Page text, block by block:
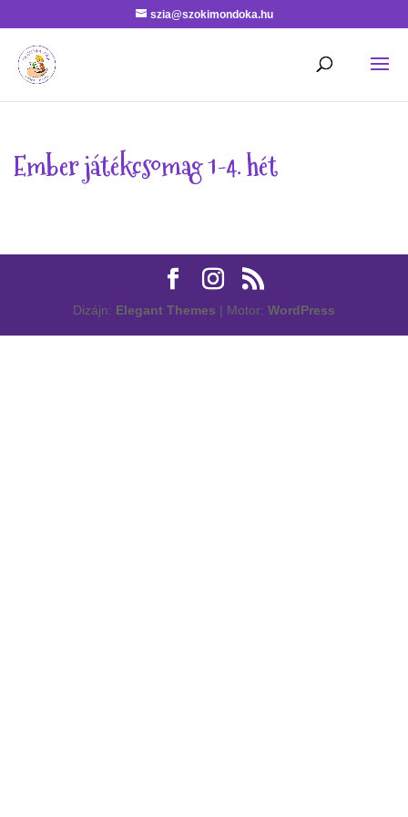
szia@szokimondoka.hu
Ember játékcsomag 1-4. hét
Dizájn: Elegant Themes | Motor: WordPress